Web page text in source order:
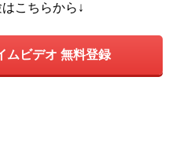
こちらから↓
ムビデオ 無料登録